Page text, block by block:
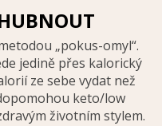
„pokus-omyl“.
jedině přes kalorický
ze sebe vydat než
keto/low
životním stylem.